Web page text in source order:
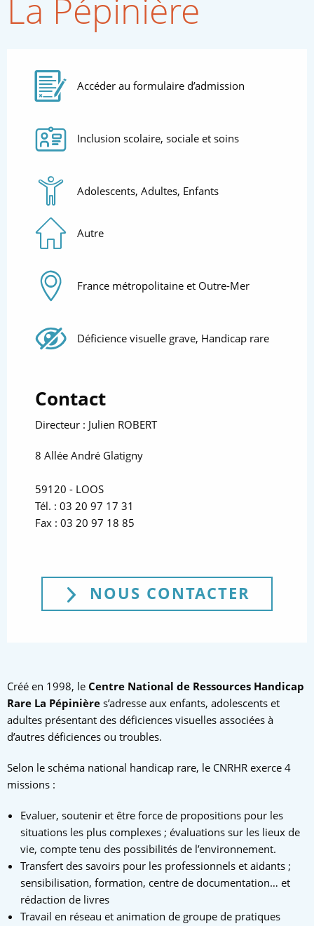
La Pépinière
Accéder au formulaire d’admission
Thématiques
Inclusion scolaire, sociale et soins
Audience
Adolescents, Adultes, Enfants
Autre
Zone géographique
France métropolitaine et Outre-Mer
Handicaps
Déficience visuelle grave, Handicap rare
Contact
Directeur : Julien ROBERT
8 Allée André Glatigny
59120 - LOOS
Tél. : 03 20 97 17 31
Fax : 03 20 97 18 85
NOUS CONTACTER
Créé en 1998, le Centre National de Ressources Handicap
Rare La Pépinière s’adresse aux enfants, adolescents et
adultes présentant des déficiences visuelles associées à
d’autres déficiences ou troubles.
Selon le schéma national handicap rare, le CNRHR exerce 4
missions :
Evaluer, soutenir et être force de propositions pour les
situations les plus complexes ; évaluations sur les lieux de
vie, compte tenu des possibilités de l’environnement.
Transfert des savoirs pour les professionnels et aidants ;
sensibilisation, formation, centre de documentation… et
rédaction de livres
Travail en réseau et animation de groupe de pratiques